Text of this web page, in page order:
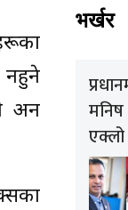
नहुने
अन
भर्खर